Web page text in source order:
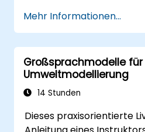
für marktbezogene
nutzen.
Vorhersagemodelle
Markttrends sowie
Indikatoren zu
LLM-gestützte
Investitionen
Mehr Informationen...
Großsprachmodelle
Umweltmodellierung
14 Stunden
Dieses praxisorientierte